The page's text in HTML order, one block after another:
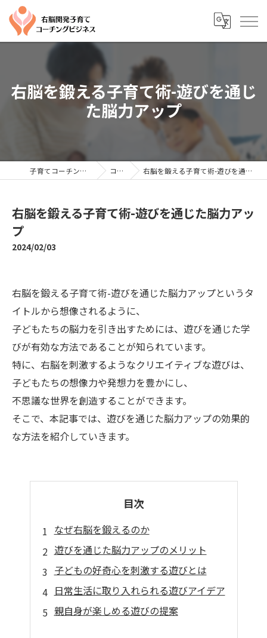
右脳を鍛える子育て術-遊びを通じ
た脳力アップ
子育てコーチングならYTC コラム 右脳を鍛える子育て術-遊びを通じた脳力アップ
右脳を鍛える子育て術-遊びを通じた脳力アッ
プ
2024/02/03
右脳を鍛える子育て術-遊びを通じた脳力アップというタ
イトルから想像されるように、
子どもたちの脳力を引き出すためには、遊びを通じた学
びが有効な方法であることが知られています。
特に、右脳を刺激するようなクリエイティブな遊びは、
子どもたちの想像力や発想力を豊かにし、
不思議な世界を創造することができます。
そこで、本記事では、遊びを通じた脳力アップの効果的
な方法を紹介していきます。
目次
なぜ右脳を鍛えるのか
遊びを通じた脳力アップのメリット
子どもの好奇心を刺激する遊びとは
日常生活に取り入れられる遊びアイデア
親自身が楽しめる遊びの提案